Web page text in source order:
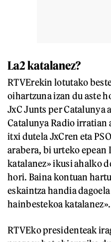
La2 katalanez?
RTVErekin lotutako
oihartzuna izan du aste
JxC Junts per
Catalunya Radio irratian
itxi dutela JxCren eta
arabera, bi urteko epean
katalanez» ikusi ahalko
hori. Baina kontuan
eskaintza handia
hainbestekoa katalanez».
RTVEko presidenteak